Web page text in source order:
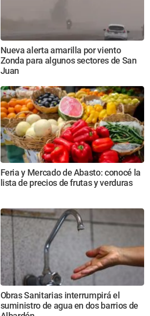
Nueva alerta amarilla por viento
Zonda para algunos sectores de San
Juan
Feria y Mercado de Abasto: conocé la
lista de precios de frutas y verduras
Obras Sanitarias interrumpirá el
suministro de agua en dos barrios de